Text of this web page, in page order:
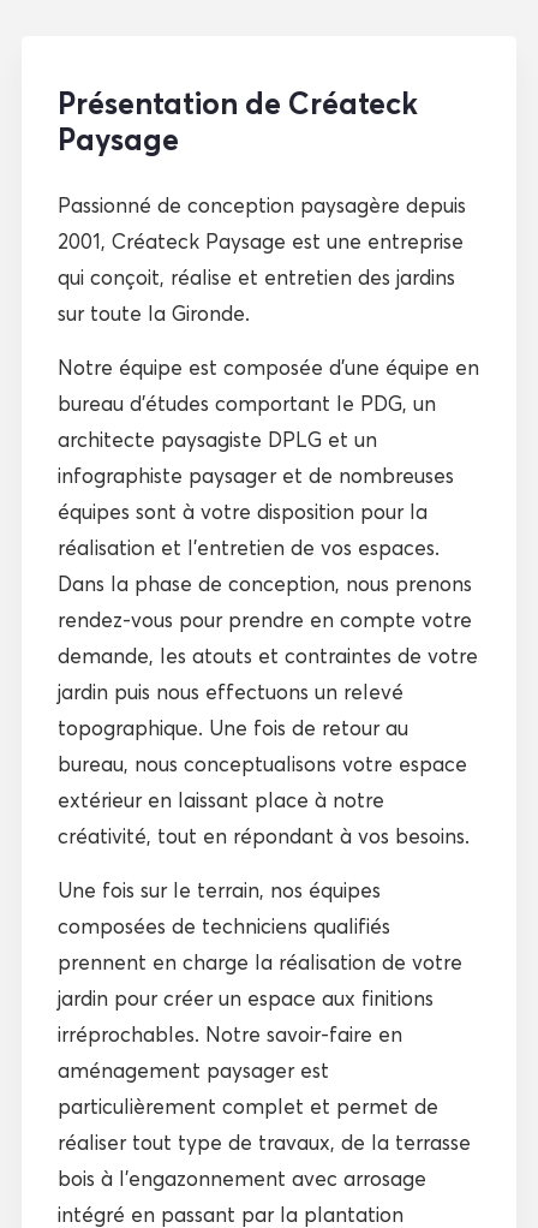
Présentation de Créateck
Paysage
Passionné de conception paysagère depuis
2001, Créateck Paysage est une entreprise
qui conçoit, réalise et entretien des jardins
sur toute la Gironde.
Notre équipe est composée d’une équipe en
bureau d’études comportant le PDG, un
architecte paysagiste DPLG et un
infographiste paysager et de nombreuses
équipes sont à votre disposition pour la
réalisation et l’entretien de vos espaces.
Dans la phase de conception, nous prenons
rendez-vous pour prendre en compte votre
demande, les atouts et contraintes de votre
jardin puis nous effectuons un relevé
topographique. Une fois de retour au
bureau, nous conceptualisons votre espace
extérieur en laissant place à notre
créativité, tout en répondant à vos besoins.
Une fois sur le terrain, nos équipes
composées de techniciens qualifiés
prennent en charge la réalisation de votre
jardin pour créer un espace aux finitions
irréprochables. Notre savoir-faire en
aménagement paysager est
particulièrement complet et permet de
réaliser tout type de travaux, de la terrasse
bois à l’engazonnement avec arrosage
intégré en passant par la plantation